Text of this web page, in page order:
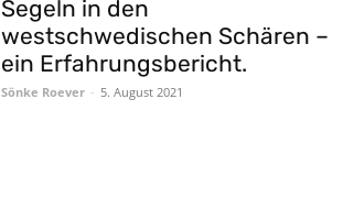
Segeln in den
westschwedischen Schären –
ein Erfahrungsbericht.
Sönke Roever - 5. August 2021